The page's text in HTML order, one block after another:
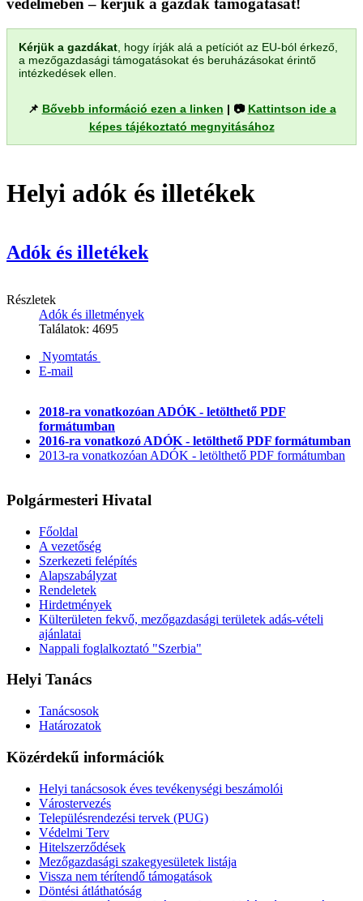
védelmében – kérjük a gazdák támogatását!
Kérjük a gazdákat , hogy írják alá a petíciót az EU-ból érkező,
a mezőgazdasági támogatásokat és beruházásokat érintő
intézkedések ellen.
📌 Bővebb információ ezen a linken | 📷 Kattintson ide a
képes tájékoztató megnyitásához
Helyi adók és illetékek
Adók és illetékek
Részletek
Adók és illetmények
Találatok: 4695
Nyomtatás
E-mail
2018-ra vonatkozóan ADÓK - letölthető PDF
formátumban
2016-ra vonatkozó ADÓK - letölthető PDF formátumban
2013-ra vonatkozóan ADÓK - letölthető PDF formátumban
Polgármesteri Hivatal
Főoldal
A vezetőség
Szerkezeti felépítés
Alapszabályzat
Rendeletek
Hirdetmények
Külterületen fekvő, mezőgazdasági területek adás-vételi
ajánlatai
Nappali foglalkoztató "Szerbia"
Helyi Tanács
Tanácsosok
Határozatok
Közérdekű információk
Helyi tanácsosok éves tevékenységi beszámolói
Várostervezés
Településrendezési tervek (PUG)
Védelmi Terv
Hitelszerződések
Mezőgazdasági szakegyesületek listája
Vissza nem térítendő támogatások
Döntési átláthatóság